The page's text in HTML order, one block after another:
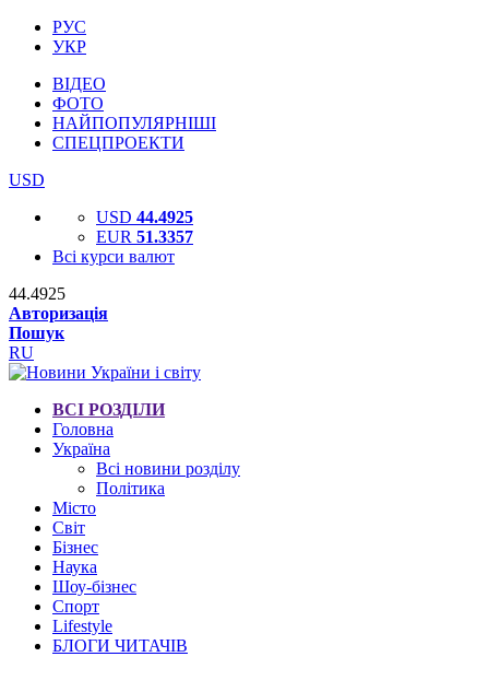
РУС
УКР
ВІДЕО
ФОТО
НАЙПОПУЛЯРНІШІ
СПЕЦПРОЕКТИ
USD
USD 44.4925
EUR 51.3357
Всі курси валют
44.4925
Авторизація
Пошук
RU
ВСІ РОЗДІЛИ
Головна
Україна
Всі новини розділу
Політика
Місто
Світ
Бізнес
Наука
Шоу-бізнес
Спорт
Lifestyle
БЛОГИ ЧИТАЧІВ